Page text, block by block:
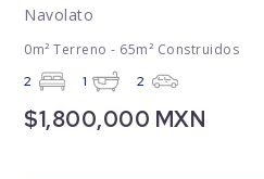
Navolato
0m² Terreno - 65m² Construidos
2 1 2
$1,800,000 MXN